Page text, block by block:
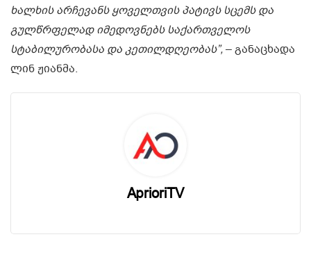
ხალხის არჩევანს ყოველთვის პატივს სცემს და
გულწრფელად იმედოვნებს საქართველოს
სტაბილურობასა და კეთილდღეობას”,– განაცხადა
ლინ ჟიანმა.
AprioriTV